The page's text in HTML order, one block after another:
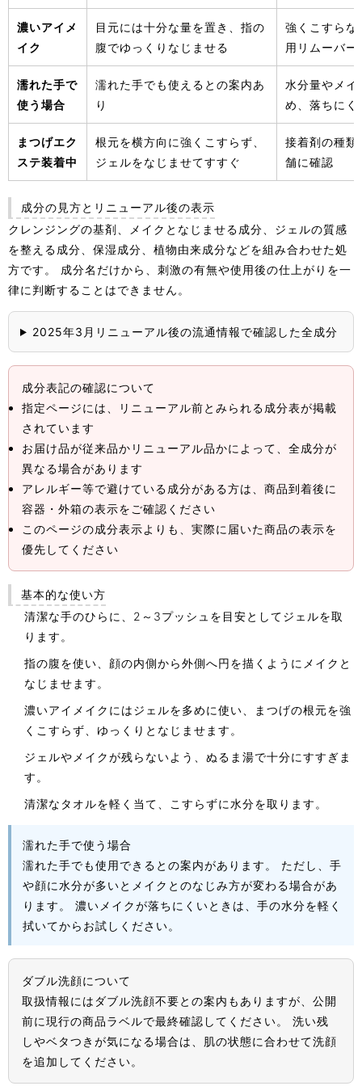
濃いアイメ
イク
目元には十分な量を置き、指の
腹でゆっくりなじませる
強くこすらな
用リムーバー
濡れた手で
使う場合
濡れた手でも使えるとの案内あ
り
水分量やメイ
め、落ちにく
まつげエク
ステ装着中
根元を横方向に強くこすらず、
ジェルをなじませてすすぐ
接着剤の種類
舗に確認
成分の見方とリニューアル後の表示
クレンジングの基剤、メイクとなじませる成分、ジェルの質感
を整える成分、保湿成分、植物由来成分などを組み合わせた処
方です。 成分名だけから、刺激の有無や使用後の仕上がりを一
律に判断することはできません。
2025年3月リニューアル後の流通情報で確認した全成分
成分表記の確認について
指定ページには、リニューアル前とみられる成分表が掲載
されています
お届け品が従来品かリニューアル品かによって、全成分が
異なる場合があります
アレルギー等で避けている成分がある方は、商品到着後に
容器・外箱の表示をご確認ください
このページの成分表示よりも、実際に届いた商品の表示を
優先してください
基本的な使い方
清潔な手のひらに、2～3プッシュを目安としてジェルを取
ります。
指の腹を使い、顔の内側から外側へ円を描くようにメイクと
なじませます。
濃いアイメイクにはジェルを多めに使い、まつげの根元を強
くこすらず、ゆっくりとなじませます。
ジェルやメイクが残らないよう、ぬるま湯で十分にすすぎま
す。
清潔なタオルを軽く当て、こすらずに水分を取ります。
濡れた手で使う場合
濡れた手でも使用できるとの案内があります。 ただし、手
や顔に水分が多いとメイクとのなじみ方が変わる場合があ
ります。 濃いメイクが落ちにくいときは、手の水分を軽く
拭いてからお試しください。
ダブル洗顔について
取扱情報にはダブル洗顔不要との案内もありますが、公開
前に現行の商品ラベルで最終確認してください。 洗い残
しやベタつきが気になる場合は、肌の状態に合わせて洗顔
を追加してください。